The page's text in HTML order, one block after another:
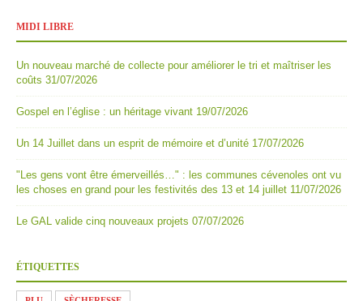
MIDI LIBRE
Un nouveau marché de collecte pour améliorer le tri et maîtriser les
coûts 31/07/2026
Gospel en l’église : un héritage vivant 19/07/2026
Un 14 Juillet dans un esprit de mémoire et d’unité 17/07/2026
"Les gens vont être émerveillés…" : les communes cévenoles ont vu
les choses en grand pour les festivités des 13 et 14 juillet 11/07/2026
Le GAL valide cinq nouveaux projets 07/07/2026
ÉTIQUETTES